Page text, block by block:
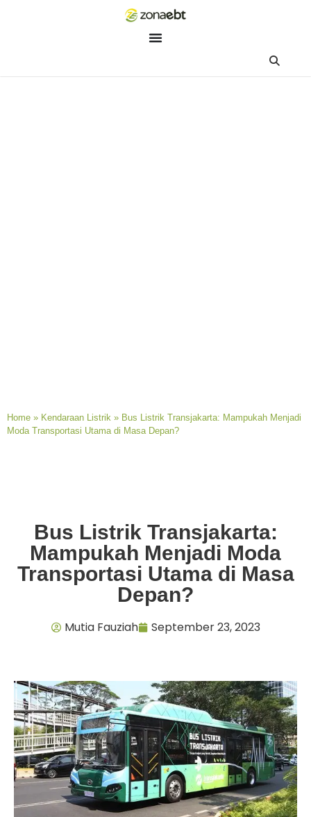
Home » Kendaraan Listrik » Bus Listrik Transjakarta: Mampukah Menjadi
Moda Transportasi Utama di Masa Depan?
Bus Listrik Transjakarta:
Mampukah Menjadi Moda
Transportasi Utama di Masa
Depan?
Mutia Fauziah September 23, 2023